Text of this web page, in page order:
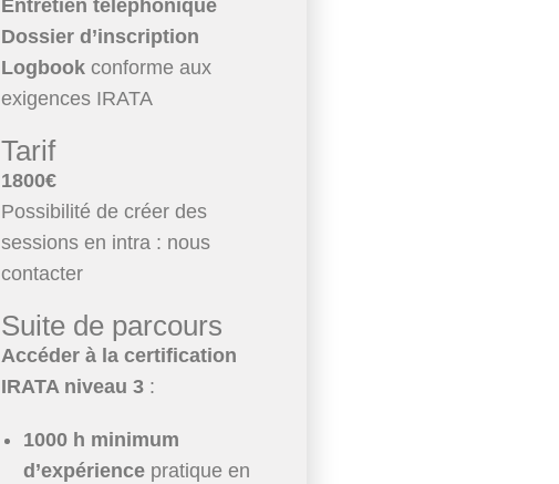
Entretien téléphonique
Dossier d’inscription
Logbookconforme aux
exigences IRATA
Tarif
1800€
Possibilité de créer des
sessions en intra : nous
contacter
Suite de parcours
Accéder à la certification
IRATA niveau 3 :
1000 h minimum
d’expérience pratique en